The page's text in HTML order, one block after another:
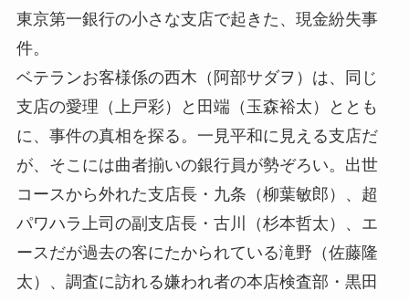
東京第一銀行の小さな支店で起きた、現金紛失事
件。
ベテランお客様係の西木（阿部サダヲ）は、同じ
支店の愛理（上戸彩）と田端（玉森裕太）ととも
に、事件の真相を探る。一見平和に見える支店だ
が、そこには曲者揃いの銀行員が勢ぞろい。出世
コースから外れた支店長・九条（柳葉敏郎）、超
パワハラ上司の副支店長・古川（杉本哲太）、エ
ースだが過去の客にたかられている滝野（佐藤隆
太）、調査に訪れる嫌われ者の本店検査部・黒田